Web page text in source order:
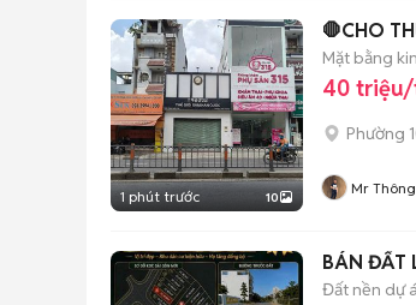
1 phút trước 10
🛑CHO
Mặt bằng
40
Phường
Mr Thông
BÁN ĐẤT
Đất nền dự